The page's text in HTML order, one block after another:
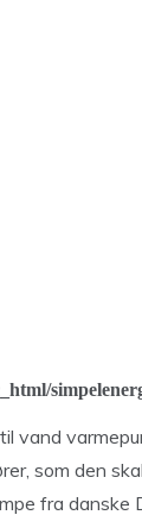
vand
som den
fra danske